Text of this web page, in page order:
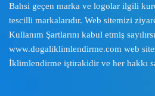
Bahsi geçen marka ve logolar ilgili
tescilli markalarıdır. Web sitemizi
Kullanım Şartlarını kabul etmiş
www.dogaliklimlendirme.com web
İklimlendirme iştirakidir ve her hakkı